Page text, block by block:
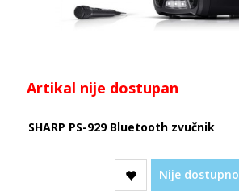
Artikal nije dostupan
SHARP PS-929 Bluetooth zvučnik
Nije dostupno